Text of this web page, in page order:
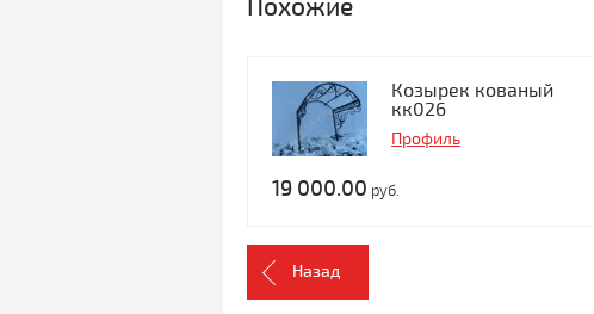
Похожие
Козырек кованый
кк026
Профиль
19 000.00 руб.
Назад